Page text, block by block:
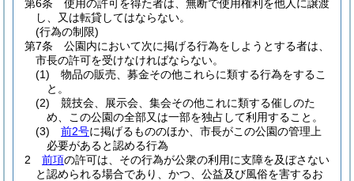
第6条
使用の許可を得た者は、無断で使用権利を他人に譲渡
し、又は転貸してはならない。
(行為の制限)
第7条
公園内において次に掲げる行為をしようとする者は、
市長の許可を受けなければならない。
(1)
物品の販売、募金その他これらに類する行為をするこ
と。
(2)
競技会、展示会、集会その他これに類する催しのた
め、この公園の全部又は一部を独占して利用すること。
(3)
前2号に掲げるもののほか、市長がこの公園の管理上
必要があると認める行為
2
前項の許可は、その行為が公衆の利用に支障を及ぼさない
と認められる場合であり、かつ、公益及び風俗を害するお